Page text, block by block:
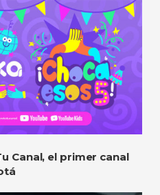
Canal, el primer canal